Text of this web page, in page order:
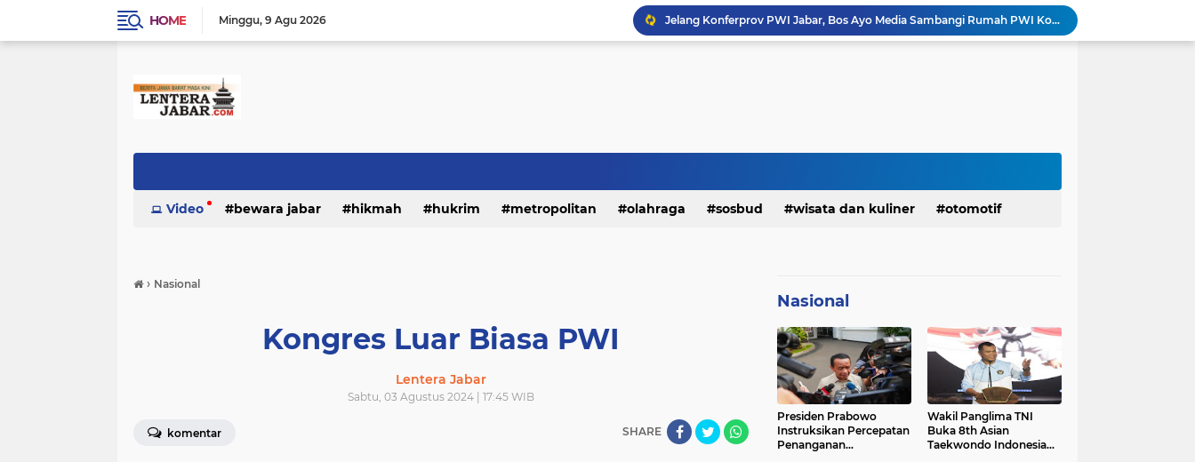
HOME Minggu 9 Agu 2026
Bangkitkan Merek Legendaris Semen Kujang, SIG Bidik Penguatan Dominasi Pasar Jawa Barat
Ketua Golkar Jabar: Perjalanan Hidup Bahlil Layak Diteladani Seluruh Kader Partai
Info Penting! DPD Partai Demokrat Provinsi Jawa Barat Membuka Pendaftaran bakal calon Ketua
Video bewara jabar hikmah hukrim metropolitan olahraga sosbud wisata dan kuliner otomotif
› Nasional
Kongres Luar Biasa PWI
Lentera Jabar
Sabtu, 03 Agustus 2024 | 17:45 WIB
komentar SHARE
Nasional
Presiden Prabowo
Instruksikan Percepatan
Penanganan
Wakil Panglima TNI
Buka 8th Asian
Taekwondo Indonesia